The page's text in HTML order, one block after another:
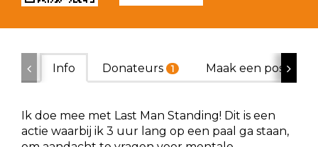
Info Donateurs 1 Maak een poster
Ik doe mee met Last Man Standing! Dit is een
actie waarbij ik 3 uur lang op een paal ga staan,